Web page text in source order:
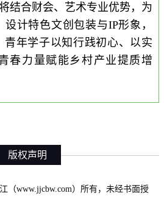
结合财会、艺术专业优势，为
计特色文创包装与IP形象，
青年学子以知行践初心、以实
春力量赋能乡村产业提质增
版权声明
（www.jjcbw.com）所有，未经书面授